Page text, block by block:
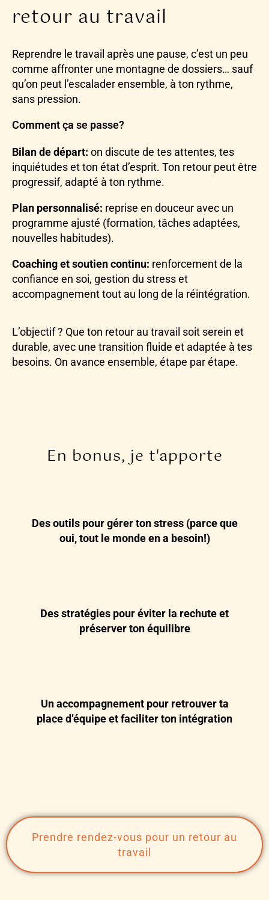
retour au travail
Reprendre le travail après une pause, c’est un peu
comme affronter une montagne de dossiers… sauf
qu’on peut l’escalader ensemble, à ton rythme,
sans pression.
Comment ça se passe?
Bilan de départ: on discute de tes attentes, tes
inquiétudes et ton état d’esprit. Ton retour peut être
progressif, adapté à ton rythme.
Plan personnalisé: reprise en douceur avec un
programme ajusté (formation, tâches adaptées,
nouvelles habitudes).
Coaching et soutien continu: renforcement de la
confiance en soi, gestion du stress et
accompagnement tout au long de la réintégration.
L’objectif ? Que ton retour au travail soit serein et
durable, avec une transition fluide et adaptée à tes
besoins. On avance ensemble, étape par étape.
En bonus, je t'apporte
Des outils pour gérer ton stress (parce que
oui, tout le monde en a besoin!)
Des stratégies pour éviter la rechute et
préserver ton équilibre
Un accompagnement pour retrouver ta
place d’équipe et faciliter ton intégration
Prendre rendez-vous pour un retour au
travail